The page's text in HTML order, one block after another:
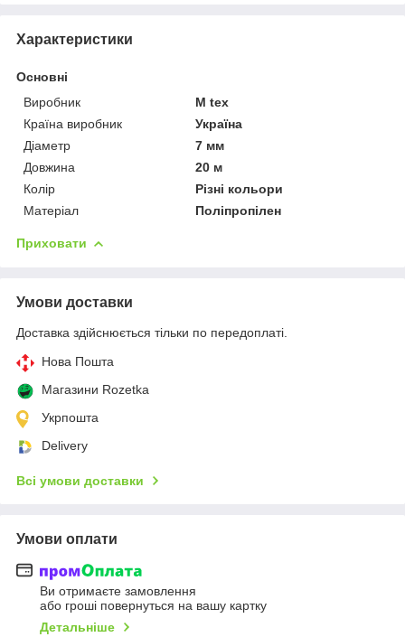
Характеристики
Основні
Виробник
M tex
Країна виробник
Україна
Діаметр
7 мм
Довжина
20 м
Колір
Різні кольори
Матеріал
Поліпропілен
Приховати
Умови доставки
Доставка здійснюється тільки по передоплаті.
Нова Пошта
Магазини Rozetka
Укрпошта
Delivery
Всі умови доставки
Умови оплати
Ви отримаєте замовлення
або гроші повернуться на вашу картку
Детальніше